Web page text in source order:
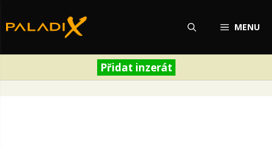
na
MENU
Přidat inzerát